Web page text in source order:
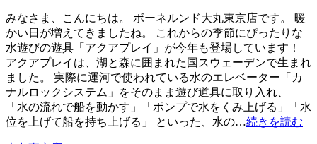
みなさま、こんにちは。 ボーネルンド大丸東京店です。 暖
かい日が増えてきましたね。 これからの季節にぴったりな
水遊びの遊具「アクアプレイ」が今年も登場しています！
アクアプレイは、湖と森に囲まれた国スウェーデンで生まれ
ました。 実際に運河で使われている水のエレベーター「カ
ナルロックシステム」をそのまま遊び道具に取り入れ、
「水の流れで船を動かす」「ポンプで水をくみ上げる」「水
位を上げて船を持ち上げる」 といった、水の…続きを読む